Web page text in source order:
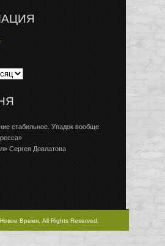
стабильное. Упадок вообще
Сергея Довлатова
Время, All Rights Reserved.